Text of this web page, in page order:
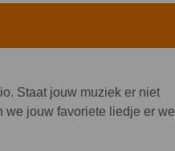
Staat jouw muziek er niet
jouw favoriete liedje er wel